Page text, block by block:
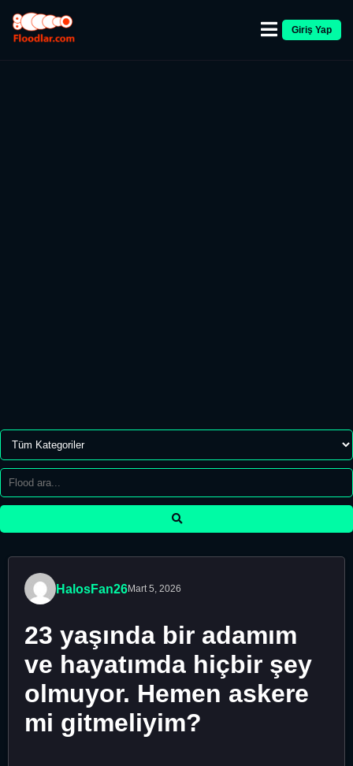
Giriş Yap
HalosFan26Mart 5, 2026
23 yaşında bir adamım
ve hayatımda hiçbir şey
olmuyor. Hemen askere
mi gitmeliyim?